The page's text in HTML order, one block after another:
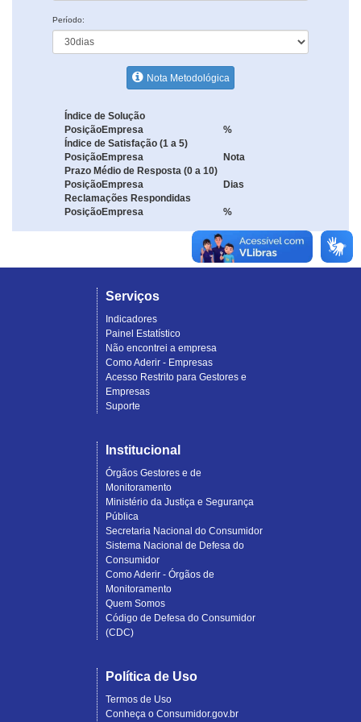
Período:
Nota Metodológica
Índice de Solução
PosiçãoEmpresa
%
Índice de Satisfação (1 a 5)
PosiçãoEmpresa
Nota
Prazo Médio de Resposta (0 a 10)
PosiçãoEmpresa
Dias
Reclamações Respondidas
PosiçãoEmpresa %
Serviços
Indicadores
Painel Estatístico
Não encontrei a empresa
Como Aderir - Empresas
Acesso Restrito para Gestores e
Empresas
Suporte
Institucional
Órgãos Gestores e de
Monitoramento
Ministério da Justiça e Segurança
Pública
Secretaria Nacional do Consumidor
Sistema Nacional de Defesa do
Consumidor
Como Aderir - Órgãos de
Monitoramento
Quem Somos
Código de Defesa do Consumidor
(CDC)
Política de Uso
Termos de Uso
Conheça o Consumidor.gov.br